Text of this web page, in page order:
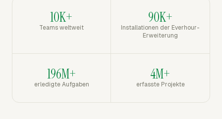
10K+
Teams weltweit
90K+
Installationen der Everhour-
Erweiterung
196M+
erledigte Aufgaben
4M+
erfasste Projekte